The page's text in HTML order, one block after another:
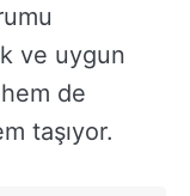
ve uygun
de
taşıyor.